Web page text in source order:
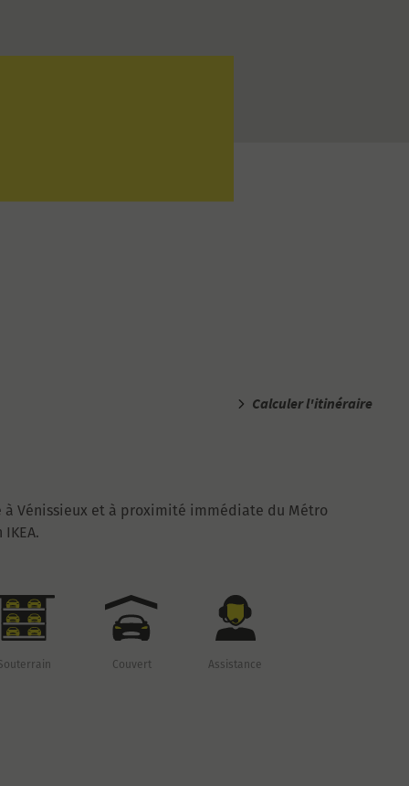
Calculer l'itinéraire
à Vénissieux et à proximité immédiate du Métro
Couvert Assistance